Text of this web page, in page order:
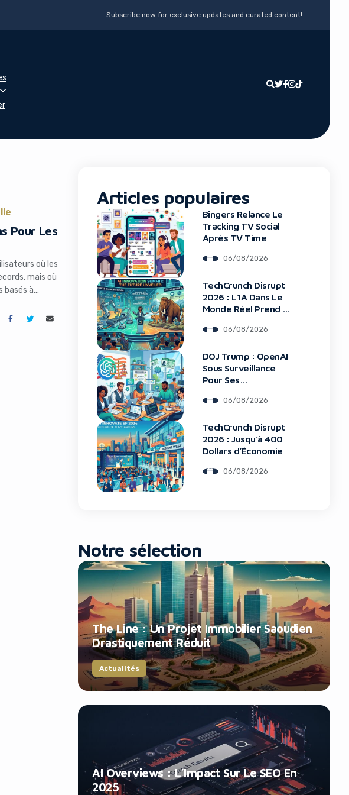
Subscribe now for exclusive updates and curated content!
Pour Les
où les
mais où
basés à
le pays
Articles populaires
Bingers Relance Le
Tracking TV Social
Après TV Time
06/08/2026
TechCrunch Disrupt
2026 : L’IA Dans Le
Monde Réel Prend La
06/08/2026
DOJ Trump : OpenAI
Sous Surveillance
Pour Ses
06/08/2026
TechCrunch Disrupt
2026 : Jusqu’à 400
Dollars d’Économie
06/08/2026
Notre sélection
The Line : Un Projet Immobilier Saoudien
Drastiquement Réduit
Actualités
AI Overviews : L’Impact Sur Le SEO En
2025
ad-blocker!